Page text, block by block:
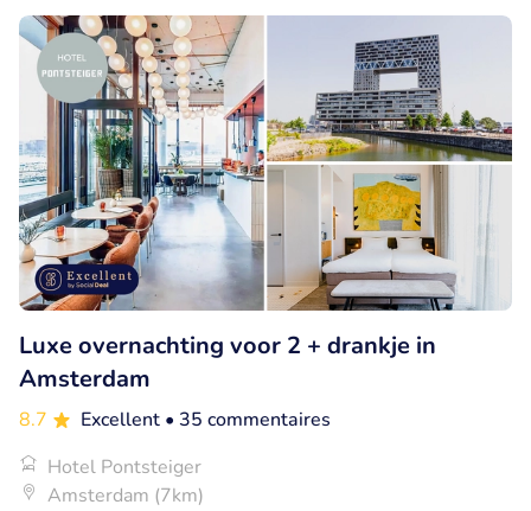
Luxe overnachting voor 2 + drankje in
Amsterdam
8.7 Excellent • 35 commentaires
Hotel Pontsteiger
Amsterdam (7km)